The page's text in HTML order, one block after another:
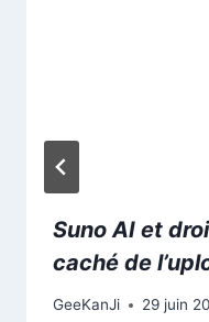
Suno AI et
caché de
GeeKanJi 29 juin